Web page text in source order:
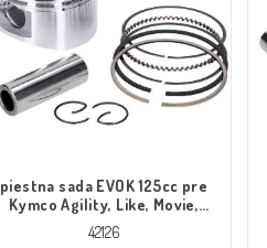
piestna sada EVOK 125cc pre
Kymco Agility, Like, Movie,
People 125, GY6 125
42126